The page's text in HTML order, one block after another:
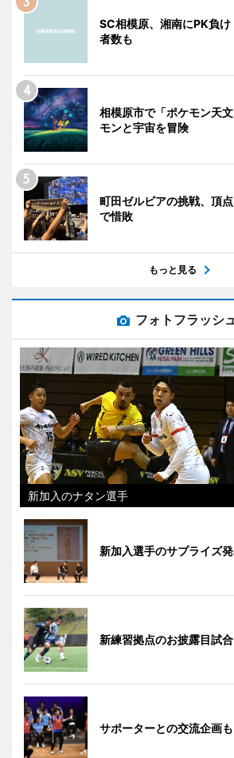
SC相模原、湘南にPK負
者数も
相模原市で「ポケモン天
モンと宇宙を冒険
町田ゼルビアの挑戦、頂
で惜敗
もっと見る
フォトフラッシ
新加入のナタン選手
新加入選手のサプライズ
新練習拠点のお披露目試合
サポーターとの交流企画も